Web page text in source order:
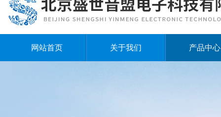
网站首页 关于我们 产品中心